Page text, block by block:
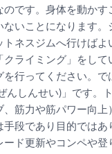
です。身体を動か
いことになります
ネスジムへ行けば
ライミング」をし
行ってください。
んしんせい)」です。
筋力や筋パワー向
段であり目的では
ド更新やコンペや